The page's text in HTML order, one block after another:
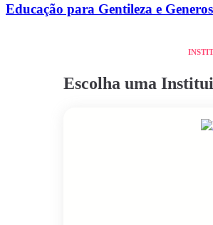
Educação para Gentileza e
Escolha uma